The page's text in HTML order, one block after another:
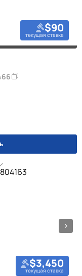
$90
текущая ставка
$3,450
текущая ставка